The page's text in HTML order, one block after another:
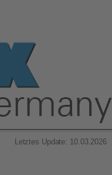
Letztes Update: 10.03.2026